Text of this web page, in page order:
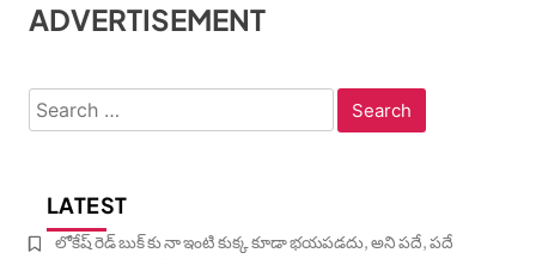
ADVERTISEMENT
Search
for:
LATEST
లోకేష్ రెడ్ బుక్ కు నా ఇంటి కుక్క కూడా భయపడదు, అని పదే, పదే